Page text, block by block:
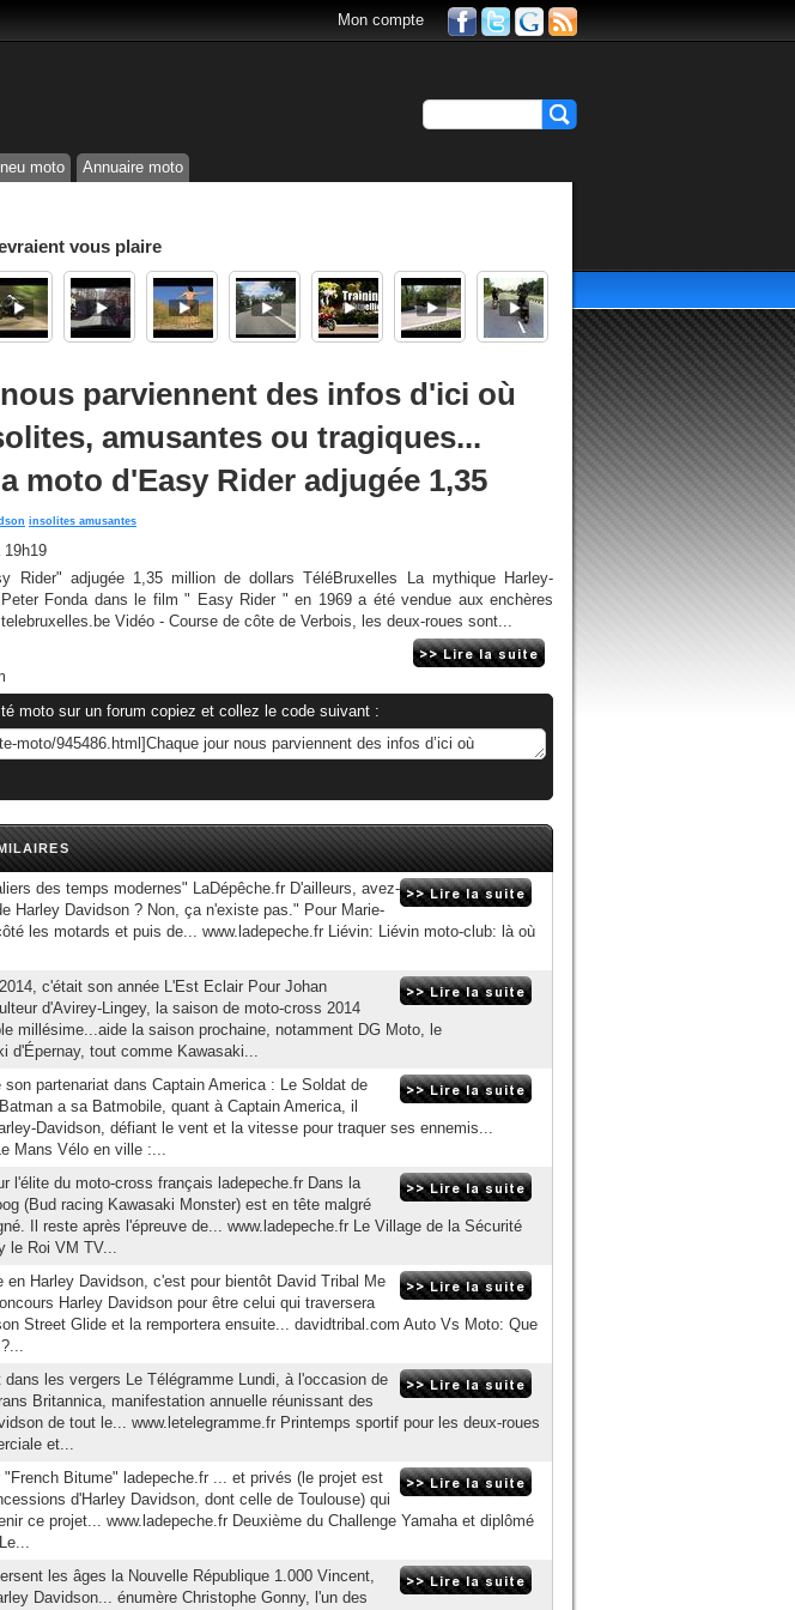
Mon compte
moto Annuaire moto
vous plaire
parviennent des infos d'ici où
amusantes ou tragiques...
moto d'Easy Rider adjugée 1,35
insolites amusantes
19h19
Rider" adjugée 1,35 million de dollars TéléBruxelles La mythique Harley-
Fonda dans le film " Easy Rider " en 1969 a été vendue aux enchères
Vidéo - Course de côte de Verbois, les deux-roues sont...
moto sur un forum copiez et collez le code suivant :
des temps modernes" LaDépêche.fr D'ailleurs, avez-
Harley Davidson ? Non, ça n'existe pas." Pour Marie-
les motards et puis de... www.ladepeche.fr Liévin: Liévin moto-club: là où
c'était son année L'Est Eclair Pour Johan
d'Avirey-Lingey, la saison de moto-cross 2014
millésime...aide la saison prochaine, notamment DG Moto, le
d'Épernay, tout comme Kawasaki...
son partenariat dans Captain America : Le Soldat de
a sa Batmobile, quant à Captain America, il
Davidson, défiant le vent et la vitesse pour traquer ses ennemis...
Mans Vélo en ville :...
l'élite du moto-cross français ladepeche.fr Dans la
(Bud racing Kawasaki Monster) est en tête malgré
Il reste après l'épreuve de... www.ladepeche.fr Le Village de la Sécurité
le Roi VM TV...
en Harley Davidson, c'est pour bientôt David Tribal Me
Harley Davidson pour être celui qui traversera
Street Glide et la remportera ensuite... davidtribal.com Auto Vs Moto: Que
les vergers Le Télégramme Lundi, à l'occasion de
Britannica, manifestation annuelle réunissant des
de tout le... www.letelegramme.fr Printemps sportif pour les deux-roues
et...
"French Bitume" ladepeche.fr ... et privés (le projet est
d'Harley Davidson, dont celle de Toulouse) qui
ce projet... www.ladepeche.fr Deuxième du Challenge Yamaha et diplômé
les âges la Nouvelle République 1.000 Vincent,
Davidson... énumère Christophe Gonny, l'un des